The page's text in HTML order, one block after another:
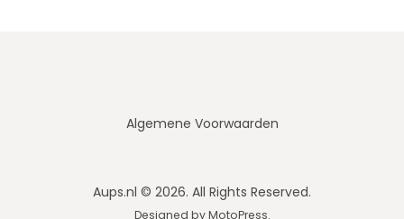
Algemene Voorwaarden
Aups.nl © 2026. All Rights Reserved.
Designed byMotoPress.